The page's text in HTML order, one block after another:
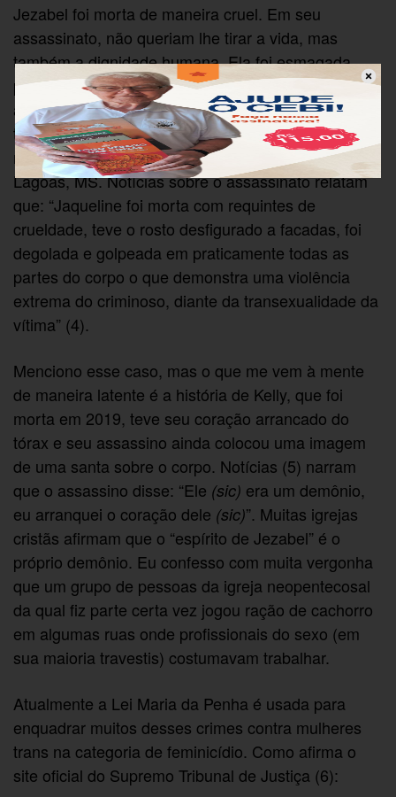
Jezabel foi morta de maneira cruel. Em seu
assassinato, não queriam lhe tirar a vida, mas
também a dignidade humana. Ela foi esmagada
pelos cavalos e teve seu corpo comido por cães. É
assim que tem sido feito com muitas mulheres
trans. Em 2022, Jaqueline Fyoruti, 49 anos, uma
mulher trans, foi morta dentro de sua casa em Três
Lagoas, MS. Notícias sobre o assassinato relatam
que: “Jaqueline foi morta com requintes de
crueldade, teve o rosto desfigurado a facadas, foi
degolada e golpeada em praticamente todas as
partes do corpo o que demonstra uma violência
extrema do criminoso, diante da transexualidade da
vítima” (4).
Menciono esse caso, mas o que me vem à mente
de maneira latente é a história de Kelly, que foi
morta em 2019, teve seu coração arrancado do
tórax e seu assassino ainda colocou uma imagem
de uma santa sobre o corpo. Notícias (5) narram
que o assassino disse: “Ele (sic) era um demônio,
eu arranquei o coração dele (sic)”. Muitas igrejas
cristãs afirmam que o “espírito de Jezabel” é o
próprio demônio. Eu confesso com muita vergonha
que um grupo de pessoas da igreja neopentecosal
da qual fiz parte certa vez jogou ração de cachorro
em algumas ruas onde profissionais do sexo (em
sua maioria travestis) costumavam trabalhar.
Atualmente a Lei Maria da Penha é usada para
enquadrar muitos desses crimes contra mulheres
trans na categoria de feminicídio. Como afirma o
site oficial do Supremo Tribunal de Justiça (6):